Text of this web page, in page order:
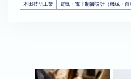
本田技研工業 電気・電子制御設計（機械・自